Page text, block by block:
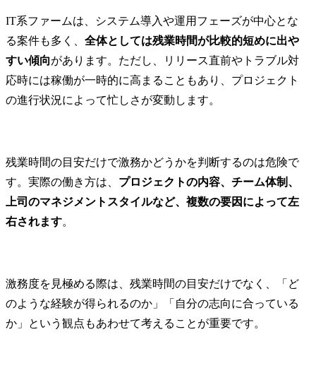
IT系ファームは、システム導入や運用フェーズが中心とな
る案件も多く、 全体としては残業時間が比較的短めに出や
すい傾向があります。ただし、リリース直前やトラブル対
応時には稼働が一時的に高まることもあり、プロジェクト
の進行状況によって忙しさが変動します。
残業時間の目安だけで激務かどうかを判断するのは危険で
す。実際の働き方は、 プロジェクトの内容、チーム体制、
上司のマネジメントスタイルなど、複数の要因によって左
右されます。
激務度を見極める際は、残業時間の目安だけでなく、「ど
のような経験が得られるのか」「自分の志向に合っている
か」という観点もあわせて考えることが重要です。